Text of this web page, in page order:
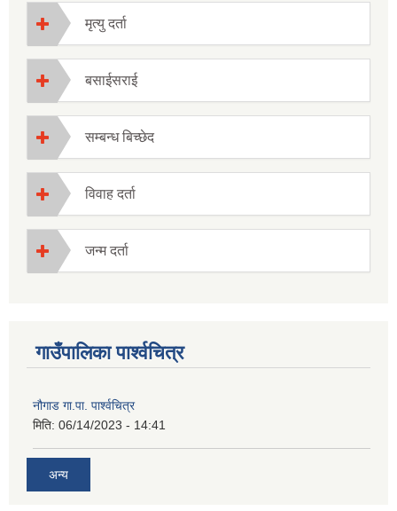
मृत्यु दर्ता
बसाईसराई
सम्बन्ध बिच्छेद
विवाह दर्ता
जन्म दर्ता
गाउँपालिका पार्श्वचित्र
नौगाड गा.पा. पार्श्वचित्र
मिति: 06/14/2023 - 14:41
अन्य